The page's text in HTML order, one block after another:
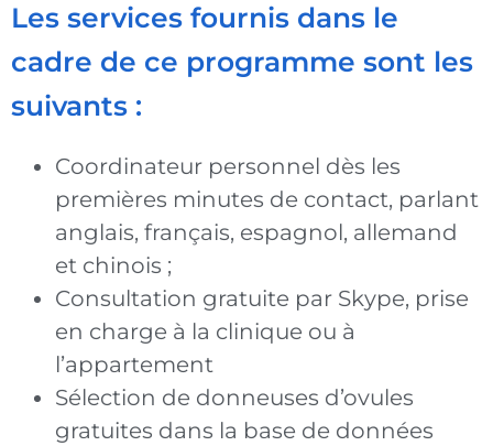
Les services fournis dans le
cadre de ce programme sont les
suivants :
Coordinateur personnel dès les
premières minutes de contact, parlant
anglais, français, espagnol, allemand
et chinois ;
Consultation gratuite par Skype, prise
en charge à la clinique ou à
l’appartement
Sélection de donneuses d’ovules
gratuites dans la base de données